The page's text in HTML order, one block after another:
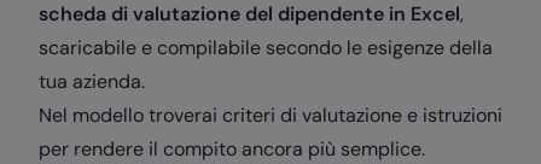
scheda di valutazione del dipendente in Excel,
scaricabile e compilabile secondo le esigenze della
tua azienda.
Nel modello troverai criteri di valutazione e istruzioni
per rendere il compito ancora più semplice.